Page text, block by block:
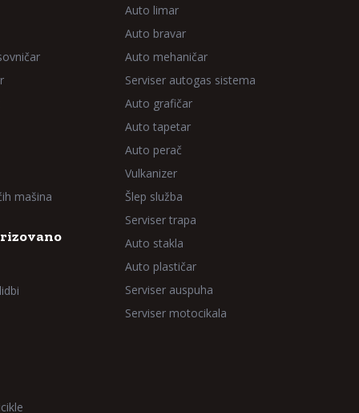
mašina
Auto limar
Auto bravar
Auto mehaničar
Serviser autogas sistema
Auto grafičar
Auto tapetar
Auto perač
Vulkanizer
Šlep služba
Serviser trapa
Auto stakla
Auto plastičar
Serviser auspuha
Serviser motocikala